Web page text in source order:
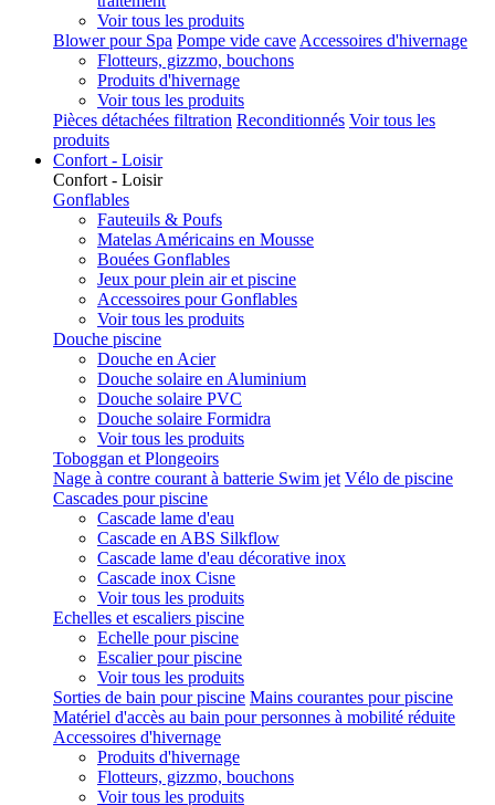
Voir tous les produits
Blower pour Spa Pompe vide cave Accessoires d'hivernage
Flotteurs, gizzmo, bouchons
Produits d'hivernage
Voir tous les produits
Pièces détachées filtration Reconditionnés Voir tous les
produits
Confort - Loisir
Confort - Loisir
Gonflables
Fauteuils & Poufs
Matelas Américains en Mousse
Bouées Gonflables
Jeux pour plein air et piscine
Accessoires pour Gonflables
Voir tous les produits
Douche piscine
Douche en Acier
Douche solaire en Aluminium
Douche solaire PVC
Douche solaire Formidra
Voir tous les produits
Toboggan et Plongeoirs
Nage à contre courant à batterie Swim jet Vélo de piscine
Cascades pour piscine
Cascade lame d'eau
Cascade en ABS Silkflow
Cascade lame d'eau décorative inox
Cascade inox Cisne
Voir tous les produits
Echelles et escaliers piscine
Echelle pour piscine
Escalier pour piscine
Voir tous les produits
Sorties de bain pour piscine Mains courantes pour piscine
Matériel d'accès au bain pour personnes à mobilité réduite
Accessoires d'hivernage
Produits d'hivernage
Flotteurs, gizzmo, bouchons
Voir tous les produits